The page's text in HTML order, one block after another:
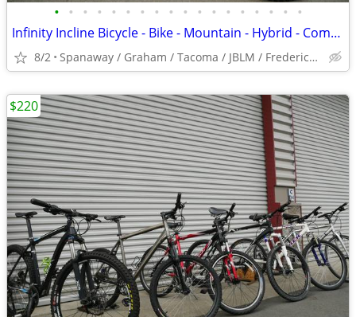
• • • • • • • • • • • • • • • • • •
Infinity Incline Bicycle - Bike - Mountain - Hybrid - Commuter
8/2 Spanaway / Graham / Tacoma / JBLM / Frederickson / Puyallup
$220